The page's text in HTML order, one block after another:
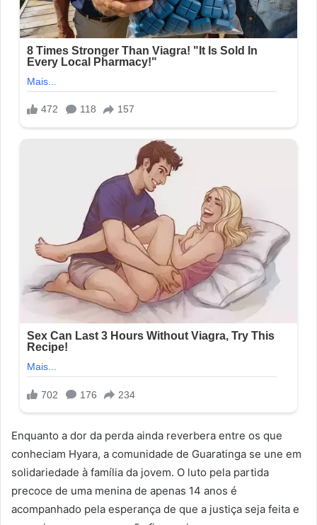
Enquanto a dor da perda ainda reverbera entre os que
conheciam Hyara, a comunidade de Guaratinga se une em
solidariedade à família da jovem. O luto pela partida
precoce de uma menina de apenas 14 anos é
acompanhado pela esperança de que a justiça seja feita e